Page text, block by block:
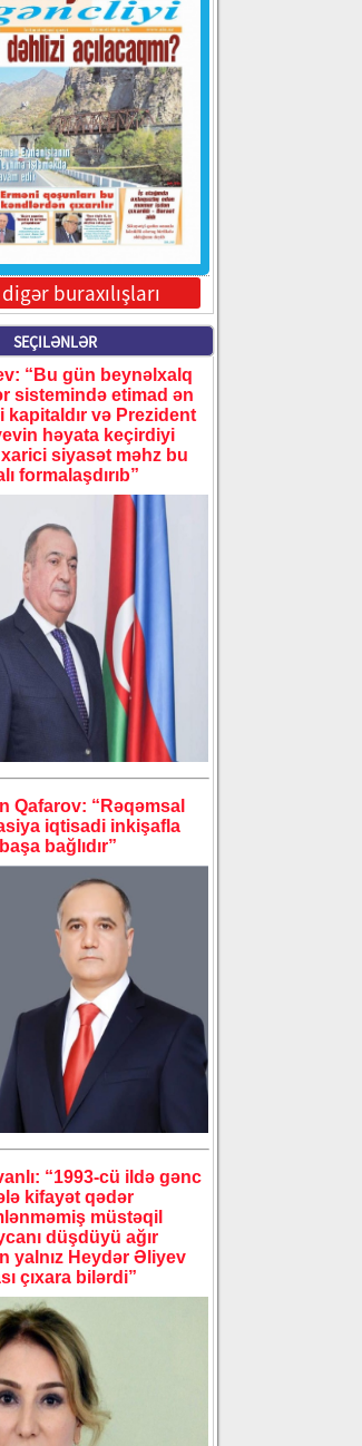
buraxılışları
SEÇILƏNLƏR
“Bu gün beynəlxalq
sistemində etimad ən
kapitaldır və Prezident
həyata keçirdiyi
siyasət məhz bu
formalaşdırıb”
Qafarov: “Rəqəmsal
iqtisadi inkişafla
bağlıdır”
“1993-cü ildə gənc
kifayət qədər
müstəqil
düşdüyü ağır
yalnız Heydər Əliyev
çıxara bilərdi”